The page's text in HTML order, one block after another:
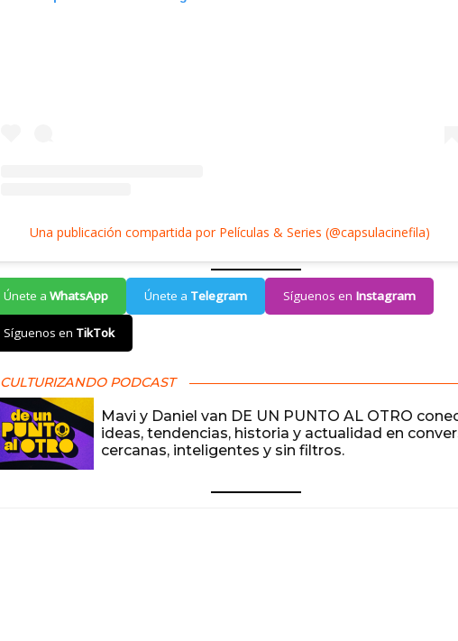
Una publicación compartida por Películas & Series (@capsulacinefila)
Únete a WhatsApp Únete a Telegram Síguenos en Instagram
Síguenos en TikTok
CULTURIZANDO PODCAST
Mavi y Daniel van DE UN PUNTO AL OTRO
ideas, tendencias, historia y actualidad en
cercanas, inteligentes y sin filtros.